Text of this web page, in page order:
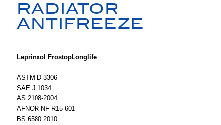
RADIATOR
ANTIFREEZE
Leprinxol FrostopLonglife
ASTM D 3306
SAE J 1034
AS 2108-2004
AFNOR NF R15-601
BS 6580:2010